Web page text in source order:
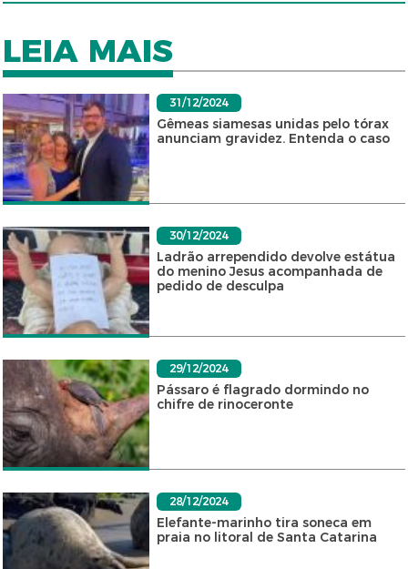
LEIA MAIS
31/12/2024
Gêmeas siamesas unidas pelo tórax
anunciam gravidez. Entenda o caso
30/12/2024
Ladrão arrependido devolve estátua
do menino Jesus acompanhada de
pedido de desculpa
29/12/2024
Pássaro é flagrado dormindo no
chifre de rinoceronte
28/12/2024
Elefante-marinho tira soneca em
praia no litoral de Santa Catarina